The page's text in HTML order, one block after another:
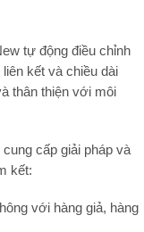
tự động điều chỉnh
kết và chiều dài
thân thiện với môi
cấp giải pháp và
kết:
với hàng giả, hàng